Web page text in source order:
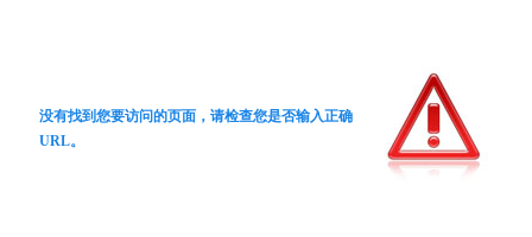
没有找到您要访问的页面，请检查您是否输入正确
URL。